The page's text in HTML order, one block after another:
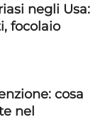
negli Usa:
focolaio
cosa
nel